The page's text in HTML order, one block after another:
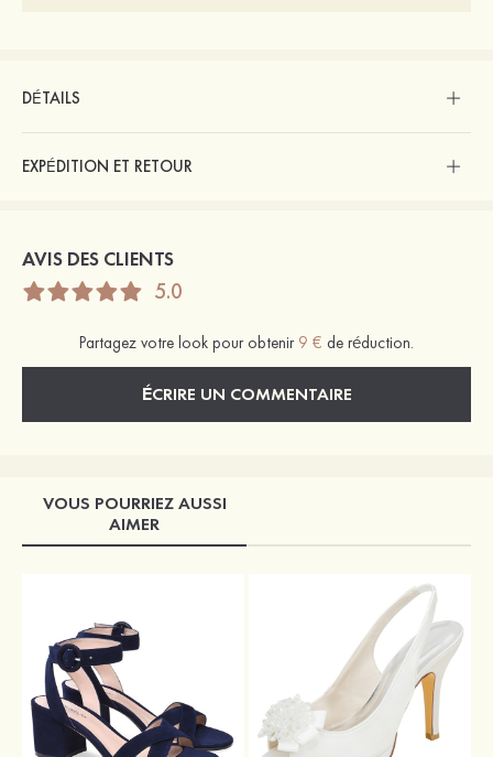
DÉTAILS
EXPÉDITION ET RETOUR
AVIS DES CLIENTS
5.0
Partagez votre look pour obtenir 9 € de réduction.
ÉCRIRE UN COMMENTAIRE
VOUS POURRIEZ AUSSI
AIMER